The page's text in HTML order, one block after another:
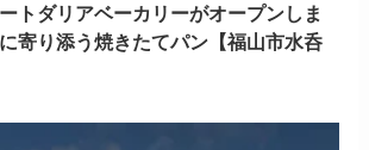
トダリアベーカリーがオープンしま
寄り添う焼きたてパン【福山市水呑